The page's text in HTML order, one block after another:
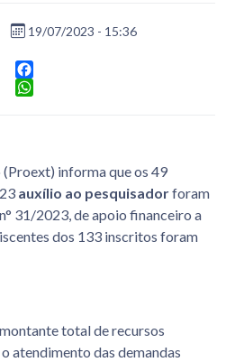
19/07/2023 - 15:36
Facebook
informa que os 49
auxílio ao pesquisadorforam
31/2023, de apoio financeiro a
dos 133 inscritos foram
total de recursos
atendimento das demandas